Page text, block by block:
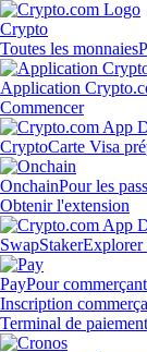
Crypto
Toutes les monnaies
Application
Commencer
CryptoCarte Visa
OnchainPour les
Obtenir l'extension
SwapStakerExplorer
PayPour
Inscription
Terminal de paiement